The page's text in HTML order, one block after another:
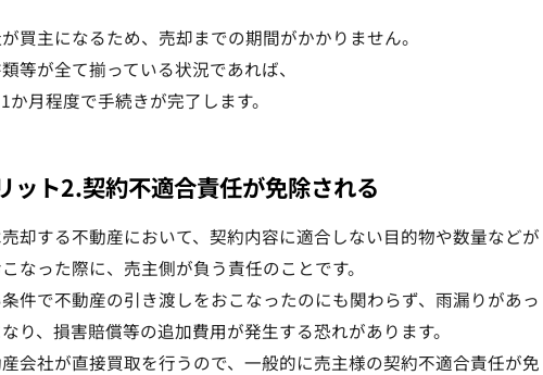
買主になるため、売却までの期間がかかりません。
等が全て揃っている状況であれば、
月程度で手続きが完了します。
ット2.契約不適合責任が免除される
売却する不動産において、契約内容に適合しない目的物や数量などが
なった際に、売主側が負う責任のことです。
件で不動産の引き渡しをおこなったのにも関わらず、雨漏りがあっ
り、損害賠償等の追加費用が発生する恐れがあります。
会社が直接買取を行うので、一般的に売主様の契約不適合責任が免